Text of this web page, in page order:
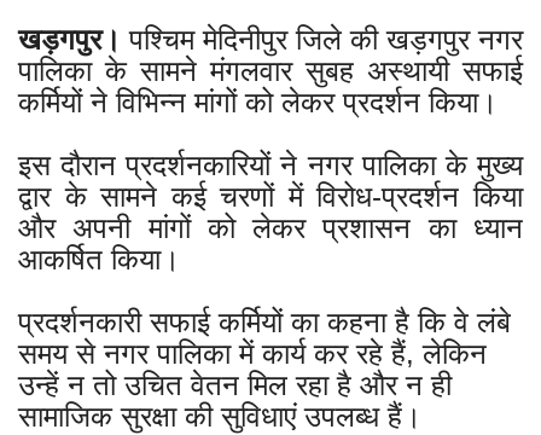
खड़गपुर।पश्चिम मेदिनीपुर जिले की खड़गपुर नगर
पालिका के सामने मंगलवार सुबह अस्थायी सफाई
कर्मियों ने विभिन्न मांगों को लेकर प्रदर्शन किया।
इस दौरान प्रदर्शनकारियों ने नगर पालिका के मुख्य
द्वार के सामने कई चरणों में विरोध-प्रदर्शन किया
और अपनी मांगों को लेकर प्रशासन का ध्यान
आकर्षित किया।
प्रदर्शनकारी सफाई कर्मियों का कहना है कि वे लंबे
समय से नगर पालिका में कार्य कर रहे हैं, लेकिन
उन्हें न तो उचित वेतन मिल रहा है और न ही
सामाजिक सुरक्षा की सुविधाएं उपलब्ध हैं।